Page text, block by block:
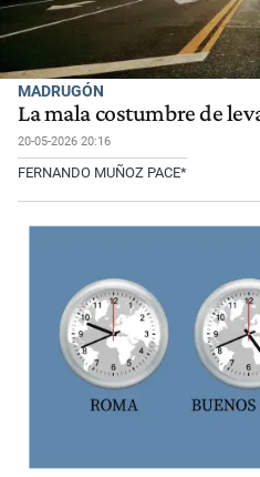
MADRUGÓN
La mala costumbre de
20-05-2026 20:16
FERNANDO MUÑOZ PACE*